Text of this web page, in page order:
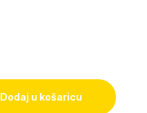
Dodaj u košaricu